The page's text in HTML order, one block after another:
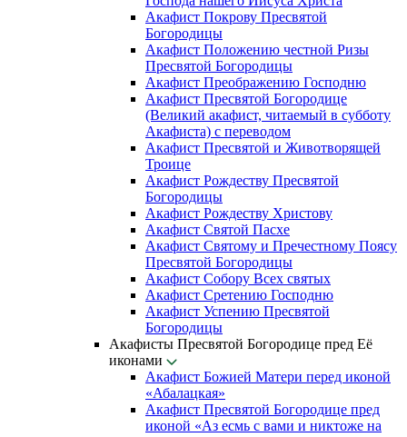
Акафист Покрову Пресвятой
Богородицы
Акафист Положению честной Ризы
Пресвятой Богородицы
Акафист Преображению Господню
Акафист Пресвятой Богородице
(Великий акафист, читаемый в субботу
Акафиста) с переводом
Акафист Пресвятой и Животворящей
Троице
Акафист Рождеству Пресвятой
Богородицы
Акафист Рождеству Христову
Акафист Святой Пасхе
Акафист Святому и Пречестному Поясу
Пресвятой Богородицы
Акафист Собору Всех святых
Акафист Сретению Господню
Акафист Успению Пресвятой
Богородицы
Акафисты Пресвятой Богородице пред Её
иконами
Акафист Божией Матери перед иконой
«Абалацкая»
Акафист Пресвятой Богородице пред
иконой «Аз есмь с вами и никтоже на